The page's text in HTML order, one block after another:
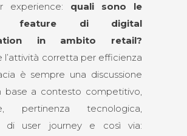
experience: quali sono le
feature di digital
in ambito retail?
l’attività corretta per efficienza
è sempre una discussione
base a contesto competitivo,
pertinenza tecnologica,
di user journey e così via: